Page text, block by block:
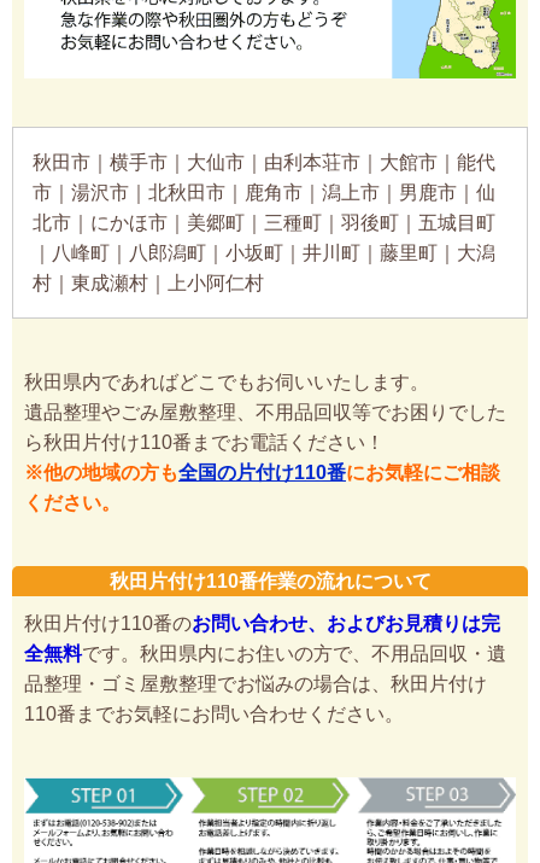
秋田市｜横手市｜大仙市｜由利本荘市｜大館市｜能代
市｜湯沢市｜北秋田市｜鹿角市｜潟上市｜男鹿市｜仙
北市｜にかほ市｜美郷町｜三種町｜羽後町｜五城目町
｜八峰町｜八郎潟町｜小坂町｜井川町｜藤里町｜大潟
村｜東成瀬村｜上小阿仁村
秋田県内であればどこでもお伺いいたします。
遺品整理やごみ屋敷整理、不用品回収等でお困りでした
ら秋田片付け110番までお電話ください！
※他の地域の方も全国の片付け110番にお気軽にご相談
ください。
秋田片付け110番作業の流れについて
秋田片付け110番のお問い合わせ、およびお見積りは完
全無料です。秋田県内にお住いの方で、不用品回収・遺
品整理・ゴミ屋敷整理でお悩みの場合は、秋田片付け
110番までお気軽にお問い合わせください。